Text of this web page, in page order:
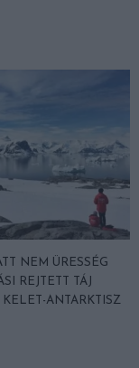
NEM ÜRESSÉG
REJTETT TÁJ
ANTARKTISZ